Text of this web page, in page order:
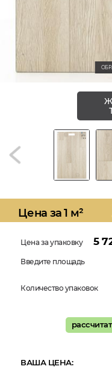
Цена за 1 м²
Цена за упаковку 5
Введите площадь
Количество упаковок
ВАША ЦЕНА: